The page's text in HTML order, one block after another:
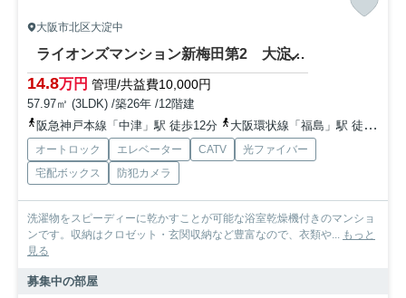
大阪市北区大淀中
ライオンズマンション新梅田第2 大淀小学校
14.8万円 管理/共益費10,000円
57.97㎡ (3LDK) /築26年 /12階建
阪急神戸本線「中津」駅 徒歩12分
大阪環状線「福島」駅 徒歩15分
オートロック エレベーター CATV
光ファイバー
宅配ボックス
防犯カメラ
洗濯物をスピーディーに乾かすことが可能な浴室乾燥機付きのマンショ
ンです。収納はクロゼット・玄関収納など豊富なので、衣類や... もっと
見る
募集中の部屋